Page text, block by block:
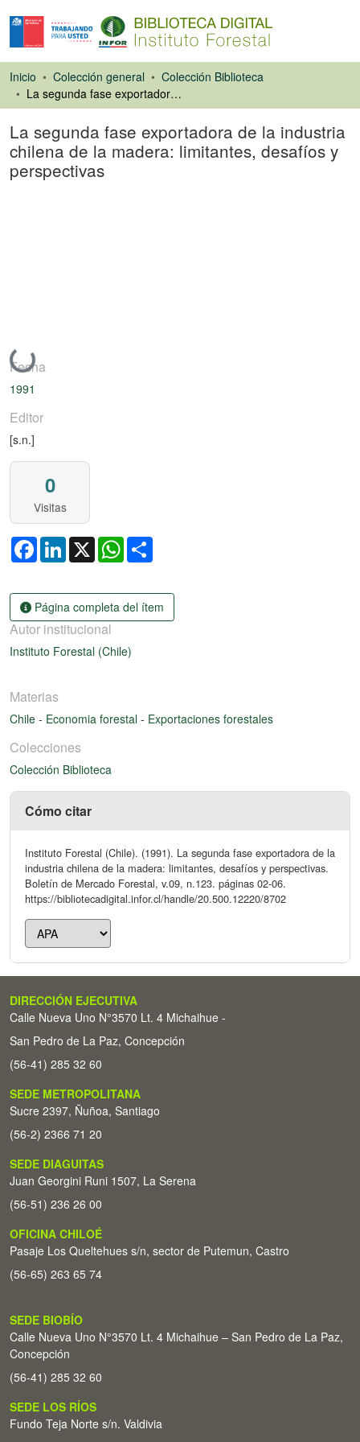
Inicio Colección general
Colección Biblioteca
La segunda fase exportadora de la industria chilena de la madera: limitantes, desafíos y perspectivas
La segunda fase exportadora de la industria
chilena de la madera: limitantes, desafíos y
perspectivas
Cargando...
Fecha
1991
Editor
[s.n.]
0
Visitas
FacebookLinkedIn
X WhatsApp
Página completa del ítem
Autor institucional
Instituto Forestal (Chile)
Materias
Chile - Economia forestal - Exportaciones forestales
Colecciones
Colección Biblioteca
Cómo citar
Instituto Forestal (Chile). (1991). La segunda fase exportadora de la
industria chilena de la madera: limitantes, desafíos y perspectivas.
Boletín de Mercado Forestal, v.09, n.123. páginas 02-06.
https://bibliotecadigital.infor.cl/handle/20.500.12220/8702
DIRECCIÓN EJECUTIVA
Calle Nueva Uno N°3570 Lt. 4 Michaihue -
San Pedro de La Paz, Concepción
(56-41) 285 32 60
SEDE METROPOLITANA
Sucre 2397, Ñuñoa, Santiago
(56-2) 2366 71 20
SEDE DIAGUITAS
Juan Georgini Runi 1507, La Serena
(56-51) 236 26 00
OFICINA CHILOÉ
Pasaje Los Queltehues s/n, sector de Putemun, Castro
(56-65) 263 65 74
SEDE BIOBÍO
Calle Nueva Uno N°3570 Lt. 4 Michaihue – San Pedro de La Paz,
Concepción
(56-41) 285 32 60
SEDE LOS RÍOS
Fundo Teja Norte s/n. Valdivia